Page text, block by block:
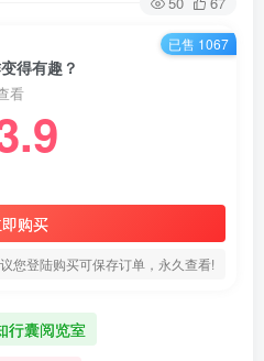
得有趣？
看
购买
您登陆购买可保存订单，永久查看!
已售 1067
行囊阅览室